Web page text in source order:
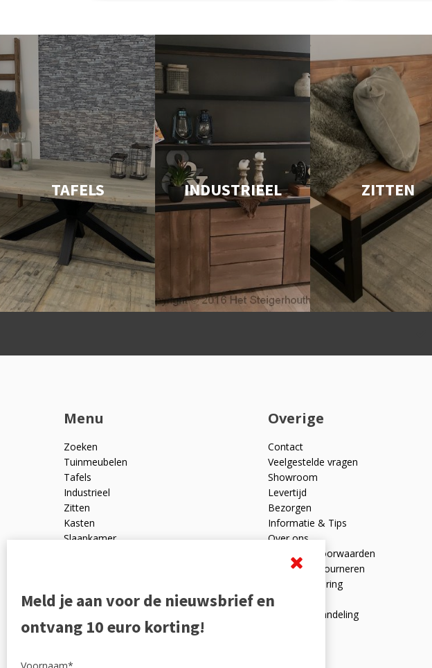
TAFELS INDUSTRIEEL ZITTEN
Menu
Zoeken
Tuinmeubelen
Tafels
Industrieel
Zitten
Kasten
Slaapkamer
Outlet
Overige
Contact
Veelgestelde vragen
Showroom
Levertijd
Bezorgen
Informatie & Tips
Over ons
Algemene voorwaarden
Ruilen en retourneren
Privacyverklaring
Reviewpolicy
Klachtenafhandeling
Meld je aan voor de nieuwsbrief en
ontvang 10 euro korting!